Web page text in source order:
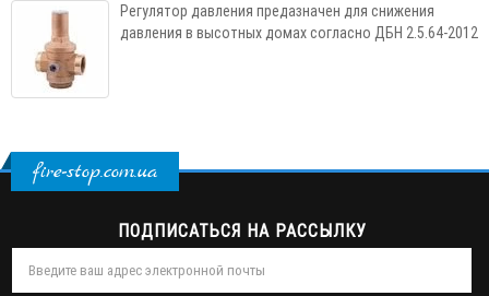
Регулятор давления предазначен для снижения
давления в высотных домах согласно ДБН 2.5.64-2012
fire-stop.com.ua
ПОДПИСАТЬСЯ НА РАССЫЛКУ